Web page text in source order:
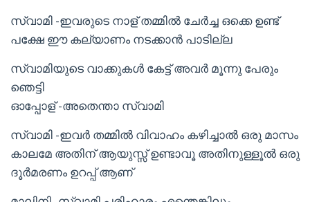
സ്വാമി -ഇവരുടെ നാള് തമ്മിൽ ചേർച്ച ഒക്കെ ഉണ്ട്
പക്ഷേ ഈ കല്യാണം നടക്കാൻ പാടില്ല
സ്വാമിയുടെ വാക്കുകൾ കേട്ട് അവർ മൂന്നു പേരും
ഞെട്ടി
ഓപ്പോള് -അതെന്താ സ്വാമി
സ്വാമി -ഇവർ തമ്മിൽ വിവാഹം കഴിച്ചാൽ ഒരു മാസം
കാലമേ അതിന് ആയുസ്സ് ഉണ്ടാവൂ അതിനുള്ളൂൽ ഒരു
ദൂർമരണം ഉറപ്പ് ആണ്